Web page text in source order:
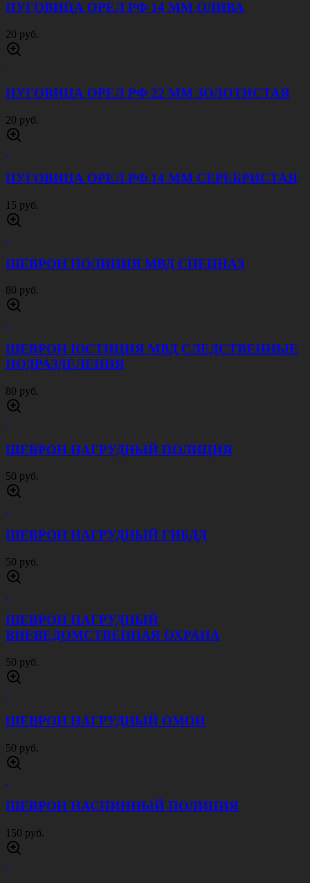
ПУГОВИЦА ОРЕЛ РФ 14 ММ ОЛИВА
20 руб.
ПУГОВИЦА ОРЕЛ РФ 22 ММ ЗОЛОТИСТАЯ
20 руб.
ПУГОВИЦА ОРЕЛ РФ 14 ММ СЕРЕБРИСТАЯ
15 руб.
ШЕВРОН ПОЛИЦИЯ МВД СПЕЦНАЗ
80 руб.
ШЕВРОН ЮСТИЦИЯ МВД СЛЕДСТВЕННЫЕ
ПОДРАЗДЕЛЕНИЯ
80 руб.
ШЕВРОН НАГРУДНЫЙ ПОЛИЦИЯ
50 руб.
ШЕВРОН НАГРУДНЫЙ ГИБДД
50 руб.
ШЕВРОН НАГРУДНЫЙ
ВНЕВЕДОМСТВЕННАЯ ОХРАНА
50 руб.
ШЕВРОН НАГРУДНЫЙ ОМОН
50 руб.
ШЕВРОН НАСПИННЫЙ ПОЛИЦИЯ
150 руб.